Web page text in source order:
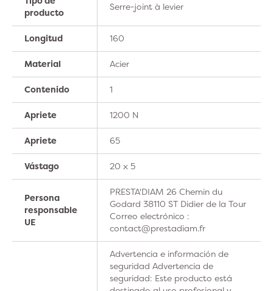
producto
Serre-joint à levier
Longitud 160
Material Acier
Contenido 1
Apriete 1200 N
Apriete 65
Vástago 20 x 5
Persona
responsable
UE
PRESTA'DIAM 26 Chemin du
Godard 38110 ST Didier de la Tour
Correo electrónico :
contact@prestadiam.fr
Advertencia e información de
seguridad Advertencia de
seguridad: Este producto está